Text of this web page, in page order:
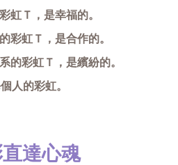
虹Ｔ，是幸福的。
彩虹Ｔ，是合作的。
的彩虹Ｔ，是繽紛的。
人的彩虹。
達心魂